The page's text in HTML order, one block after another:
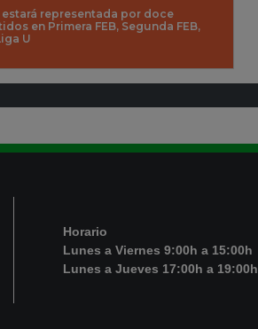
estará representada por doce
en Primera FEB, Segunda FEB,
U
Horario
Lunes a Viernes 9:00h a 15:00h
Lunes a Jueves 17:00h a 19:00h